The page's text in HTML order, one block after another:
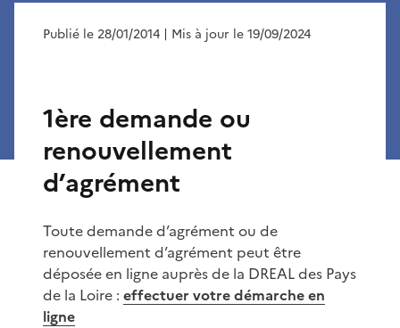
Publié le 28/01/2014 | Mis à jour le 19/09/2024
1ère demande ou
renouvellement
d’agrément
Toute demande d’agrément ou de
renouvellement d’agrément peut être
déposée en ligne auprès de la DREAL des Pays
de la Loire : effectuer votre démarche en
ligne